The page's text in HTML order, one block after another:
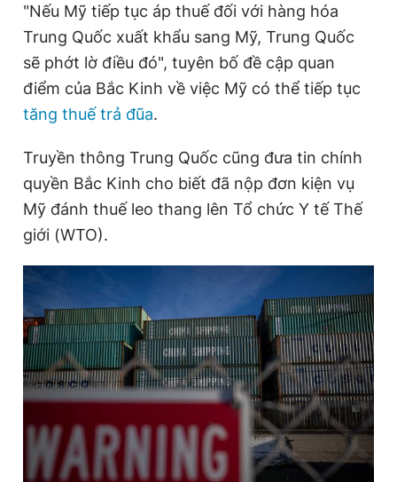
Tổng thư ký tòa soạn: Đức Trung
Giấy phép xuất bản số 110/GP - BTTTT cấp ngày 24.3.2020
© 2003-2026 Bản quyền thuộc về Báo Thanh Niên. Cấm sao
chép dưới mọi hình thức nếu không có sự chấp thuận bằng văn
bản. Phát triển bởi ePi Technologies, JSC.
r
e
n
T
i
m
e
a
t
o
"Nếu Mỹ tiếp tục áp thuế đối với hàng hóa
Trung Quốc xuất khẩu sang Mỹ, Trung Quốc
sẽ phớt lờ điều đó", tuyên bố đề cập quan
điểm của Bắc Kinh về việc Mỹ có thể tiếp tục
tăng thuế trả đũa.
Truyền thông Trung Quốc cũng đưa tin chính
quyền Bắc Kinh cho biết đã nộp đơn kiện vụ
Mỹ đánh thuế leo thang lên Tổ chức Y tế Thế
giới (WTO).